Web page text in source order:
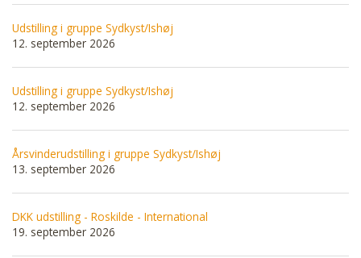
Udstilling i gruppe Sydkyst/Ishøj
12. september 2026
Udstilling i gruppe Sydkyst/Ishøj
12. september 2026
Årsvinderudstilling i gruppe Sydkyst/Ishøj
13. september 2026
DKK udstilling - Roskilde - International
19. september 2026